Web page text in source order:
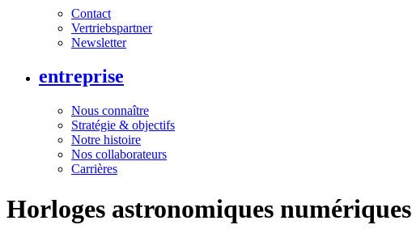
Contact
Vertriebspartner
Newsletter
entreprise
Nous connaître
Stratégie & objectifs
Notre histoire
Nos collaborateurs
Carrières
Horloges astronomiques numériques